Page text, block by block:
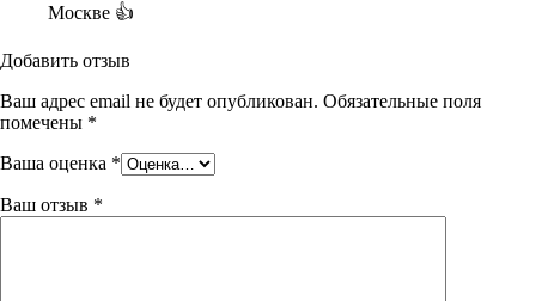
Москве 👍
Добавить отзыв
Ваш адрес email не будет опубликован. Обязательные поля
помечены *
Ваша оценка *
Ваш отзыв *